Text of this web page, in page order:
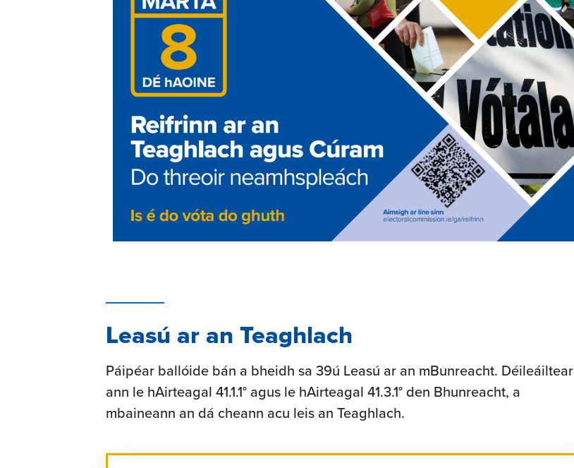
Leasú ar an Teaghlach
Páipéar ballóide bán a bheidh sa 39ú Leasú ar an mBunreacht. Déileáiltear
ann le hAirteagal 41.1.1° agus le hAirteagal 41.3.1° den Bhunreacht, a
mbaineann an dá cheann acu leis an Teaghlach.